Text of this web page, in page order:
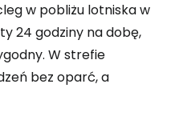
w pobliżu lotniska w
24 godziny na dobę,
W strefie
bez oparć, a